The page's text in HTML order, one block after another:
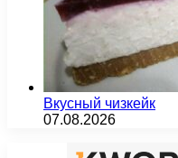
Вкусный чизкейк
07.08.2026